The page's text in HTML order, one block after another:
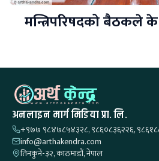
मन्त्रिपरिषदको बैठकले के
अनलाइन मार्ग मिडिया प्रा. लि.
+९७७ ९८४७८५४३२८, ९८६०८३६२२६,
info@arthakendra.com
तिनकुने-३२, काठमाडौं, नेपाल